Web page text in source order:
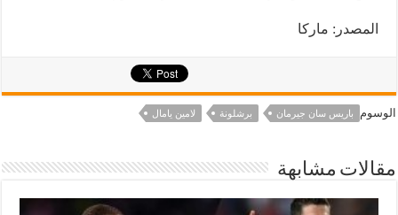
المصدر: ماركا
الوسوم باريس سان جيرمان برشلونة لامين يامال
مقالات مشابهة